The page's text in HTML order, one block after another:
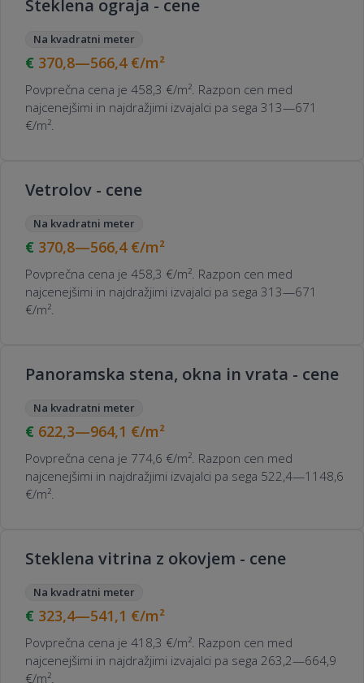
Steklena ograja - cene
Na kvadratni meter
370,8—566,4 €/m²
Povprečna cena je 458,3 €/m². Razpon cen med
najcenejšimi in najdražjimi izvajalci pa sega 313—671
€/m².
Vetrolov - cene
Na kvadratni meter
370,8—566,4 €/m²
Povprečna cena je 458,3 €/m². Razpon cen med
najcenejšimi in najdražjimi izvajalci pa sega 313—671
€/m².
Panoramska stena, okna in vrata - cene
Na kvadratni meter
622,3—964,1 €/m²
Povprečna cena je 774,6 €/m². Razpon cen med
najcenejšimi in najdražjimi izvajalci pa sega 522,4—1148,6
€/m².
Steklena vitrina z okovjem - cene
Na kvadratni meter
323,4—541,1 €/m²
Povprečna cena je 418,3 €/m². Razpon cen med
najcenejšimi in najdražjimi izvajalci pa sega 263,2—664,9
€/m².